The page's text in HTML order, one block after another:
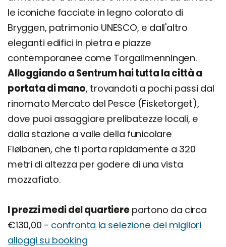
le iconiche facciate in legno colorato di
Bryggen, patrimonio UNESCO, e dall'altro
eleganti edifici in pietra e piazze
contemporanee come Torgallmenningen.
Alloggiando a Sentrum hai tutta la città a
portata di mano, trovandoti a pochi passi dal
rinomato Mercato del Pesce (Fisketorget),
dove puoi assaggiare prelibatezze locali, e
dalla stazione a valle della funicolare
Fløibanen, che ti porta rapidamente a 320
metri di altezza per godere di una vista
mozzafiato.
I prezzi medi del quartierepartono da circa
€130,00 - confronta la selezione dei migliori
alloggi su booking